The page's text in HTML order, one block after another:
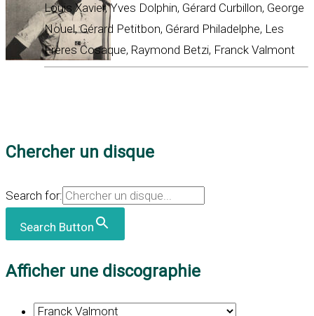
Louis Xavier, Yves Dolphin, Gérard Curbillon, George
Nouel, Gérard Petitbon, Gérard Philadelphe, Les
Frères Cosaque, Raymond Betzi, Franck Valmont
Chercher un disque
Search for:
Search Button
Afficher une discographie